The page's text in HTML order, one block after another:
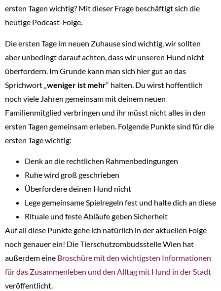
ersten Tagen wichtig? Mit dieser Frage beschäftigt sich die
heutige Podcast-Folge.
Die ersten Tage im neuen Zuhause sind wichtig, wir sollten
aber unbedingt darauf achten, dass wir unseren Hund nicht
überfordern. Im Grunde kann man sich hier gut an das
Sprichwort „ weniger ist mehr“ halten. Du wirst hoffentlich
noch viele Jahren gemeinsam mit deinem neuen
Familienmitglied verbringen und ihr müsst nicht alles in den
ersten Tagen gemeinsam erleben. Folgende Punkte sind für die
ersten Tage wichtig:
Denk an die rechtlichen Rahmenbedingungen
Ruhe wird groß geschrieben
Überfordere deinen Hund nicht
Lege gemeinsame Spielregeln fest und halte dich an diese
Rituale und feste Abläufe geben Sicherheit
Auf all diese Punkte gehe ich natürlich in der aktuellen Folge
noch genauer ein! Die Tierschutzombudsstelle Wien hat
außerdem eine Broschüre mit den wichtigsten Informationen
für das Zusammenleben und den Alltag mit Hund in der Stadt
veröffentlicht.